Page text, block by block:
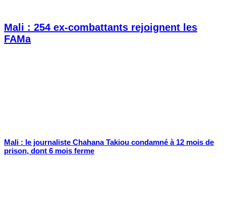
Mali : 254 ex-combattants rejoignent les
FAMa
Mali : le journaliste Chahana Takiou condamné à 12 mois de
prison, dont 6 mois ferme